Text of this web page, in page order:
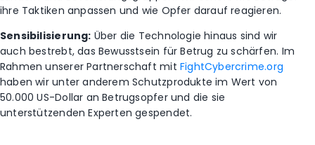
ihre Taktiken anpassen und wie Opfer darauf reagieren.
Sensibilisierung: Über die Technologie hinaus sind wir
auch bestrebt, das Bewusstsein für Betrug zu schärfen. Im
Rahmen unserer Partnerschaft mit FightCybercrime.org
haben wir unter anderem Schutzprodukte im Wert von
50.000 US-Dollar an Betrugsopfer und die sie
unterstützenden Experten gespendet.